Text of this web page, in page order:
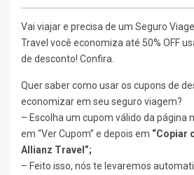
Vai viajar e precisa de um Seguro
Travel você economiza até 50% OFF
de desconto! Confira.
Quer saber como usar os cupons de
economizar em seu seguro viagem?
– Escolha um cupom válido da página
em “Ver Cupom” e depois em “Copiar
Allianz Travel”;
– Feito isso, nós te levaremos